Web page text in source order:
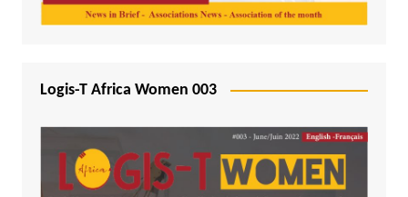
Logis-T Africa Women 003